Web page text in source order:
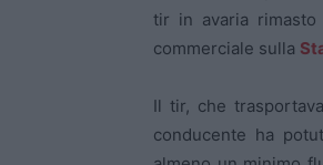
tir in avaria
commerciale sulla
Il tir, che
conducente ha